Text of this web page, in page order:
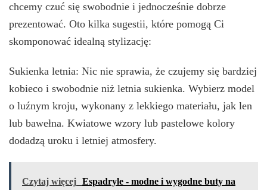
chcemy czuć się swobodnie i jednocześnie dobrze
prezentować. Oto kilka sugestii, które pomogą Ci
skomponować idealną stylizację:
Sukienka letnia: Nic nie sprawia, że czujemy się bardziej
kobieco i swobodnie niż letnia sukienka. Wybierz model
o luźnym kroju, wykonany z lekkiego materiału, jak len
lub bawełna. Kwiatowe wzory lub pastelowe kolory
dodadzą uroku i letniej atmosfery.
Czytaj więcej Espadryle - modne i wygodne buty na